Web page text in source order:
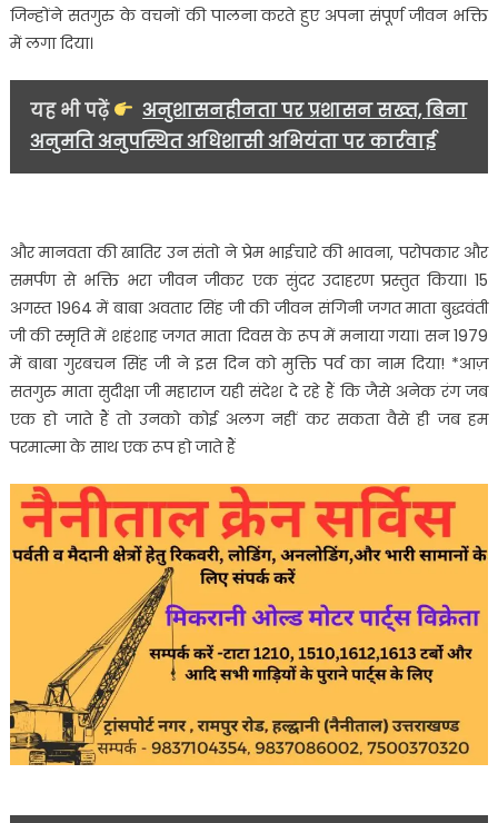
जिन्होंने सतगुरु के वचनों की पालना करते हुए अपना संपूर्ण जीवन भक्ति
में लगा दिया।
यह भी पढ़ें
अनुशासनहीनता पर प्रशासन सख्त, बिना
अनुमति अनुपस्थित अधिशासी अभियंता पर कार्रवाई
और मानवता की खातिर उन संतो ने प्रेम भाईचारे की भावना, परोपकार और
समर्पण से भक्ति भरा जीवन जीकर एक सुंदर उदाहरण प्रस्तुत किया। 15
अगस्त 1964 में बाबा अवतार सिंह जी की जीवन संगिनी जगत माता बुद्धवंती
जी की स्मृति में शहंशाह जगत माता दिवस के रूप में मनाया गया। सन 1979
में बाबा गुरबचन सिंह जी ने इस दिन को मुक्ति पर्व का नाम दिया! *आज़
सतगुरु माता सुदीक्षा जी महाराज यही संदेश दे रहे हैं कि जैसे अनेक रंग जब
एक हो जाते हैं तो उनको कोई अलग नहीं कर सकता वैसे ही जब हम
परमात्मा के साथ एक रूप हो जाते हैं